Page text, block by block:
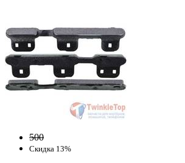
500
Скидка 13%